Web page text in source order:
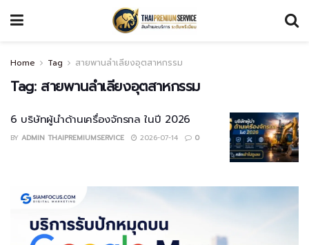
Home Tag สายพานลำเลียงอุตสาหกรรม
Tag: สายพานลำเลียงอุตสาหกรรม
6 บริษัทผู้นำด้านเครื่องจักรกล ในปี 2026
BY ADMIN THAIPREMIUMSERVICE 2026-07-14 0